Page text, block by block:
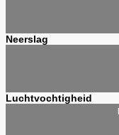
Neerslag
Luchtvochtigheid